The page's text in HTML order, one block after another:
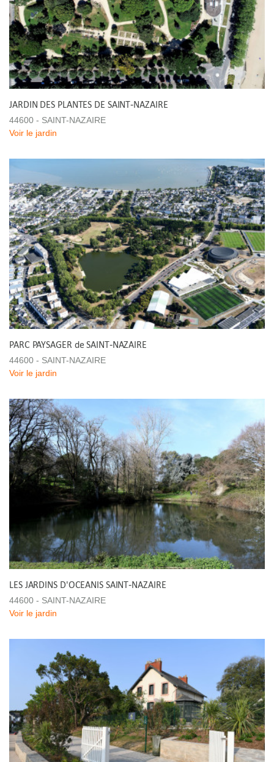
JARDIN DES PLANTES DE SAINT-NAZAIRE
44600 - SAINT-NAZAIRE
Voir le jardin
PARC PAYSAGER de SAINT-NAZAIRE
44600 - SAINT-NAZAIRE
Voir le jardin
LES JARDINS D'OCEANIS SAINT-NAZAIRE
44600 - SAINT-NAZAIRE
Voir le jardin